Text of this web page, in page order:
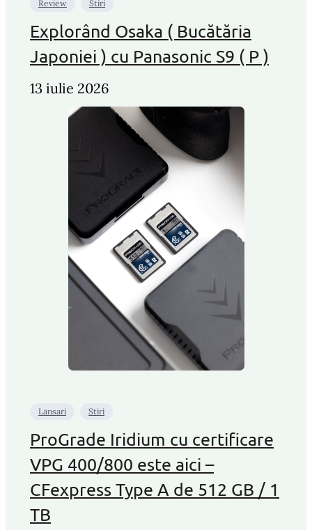
Review Stiri
Explorând Osaka ( Bucătăria
Japoniei ) cu Panasonic S9 ( P )
13 iulie 2026
Lansari Stiri
ProGrade Iridium cu certificare
VPG 400/800 este aici –
CFexpress Type A de 512 GB / 1
TB